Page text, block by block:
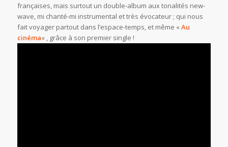
françaises, mais surtout un double-album aux tonalités new-
wave, mi chanté-mi instrumental et très évocateur ; qui nous
fait voyager partout dans l’espace-temps, et même «Au
cinéma« , grâce à son premier single !